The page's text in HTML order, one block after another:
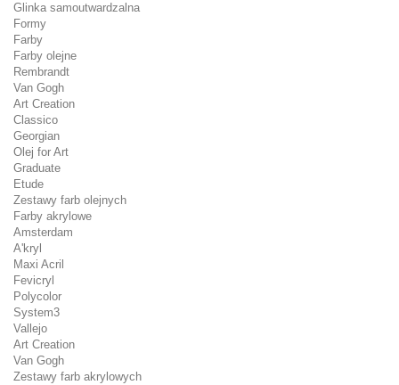
Glinka samoutwardzalna
Formy
Farby
Farby olejne
Rembrandt
Van Gogh
Art Creation
Classico
Georgian
Olej for Art
Graduate
Etude
Zestawy farb olejnych
Farby akrylowe
Amsterdam
A'kryl
Maxi Acril
Fevicryl
Polycolor
System3
Vallejo
Art Creation
Van Gogh
Zestawy farb akrylowych